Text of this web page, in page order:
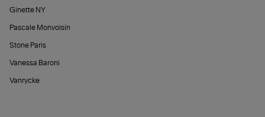
Ginette NY
Pascale Monvoisin
Stone Paris
Vanessa Baroni
Vanrycke